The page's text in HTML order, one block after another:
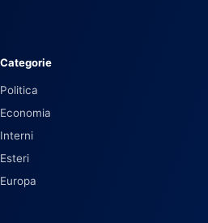
Categorie
Politica
Economia
Interni
Esteri
Europa